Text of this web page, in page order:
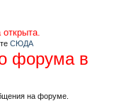
СЮДА
форума в
на форуме.